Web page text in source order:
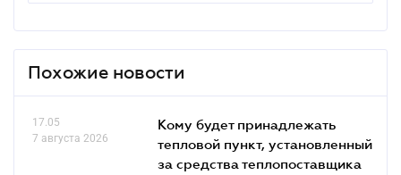
Похожие новости
17.05
7 августа 2026
Кому будет принадлежать
тепловой пункт, установленный
за средства теплопоставщика